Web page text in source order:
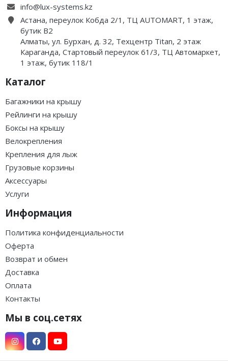
info@lux-systems.kz
Астана, переулок Кобда 2/1, ТЦ AUTOMART, 1 этаж,
бутик B2
Алматы, ул. Бурхан, д. 32, Техцентр Titan, 2 этаж
Караганда, Стартовый переулок 61/3, ТЦ Автомаркет,
1 этаж, бутик 118/1
Каталог
Багажники на крышу
Рейлинги на крышу
Боксы на крышу
Велокрепления
Крепления для лыж
Грузовые корзины
Аксессуары
Услуги
Информация
Политика конфиденциальности
Оферта
Возврат и обмен
Доставка
Оплата
Контакты
Мы в соц.сетях